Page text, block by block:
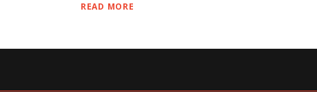
READ MORE